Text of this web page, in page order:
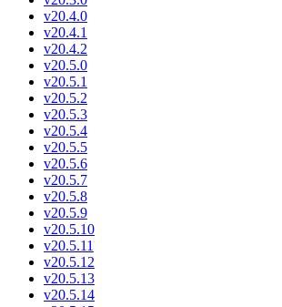
v20.4.0
v20.4.1
v20.4.2
v20.5.0
v20.5.1
v20.5.2
v20.5.3
v20.5.4
v20.5.5
v20.5.6
v20.5.7
v20.5.8
v20.5.9
v20.5.10
v20.5.11
v20.5.12
v20.5.13
v20.5.14